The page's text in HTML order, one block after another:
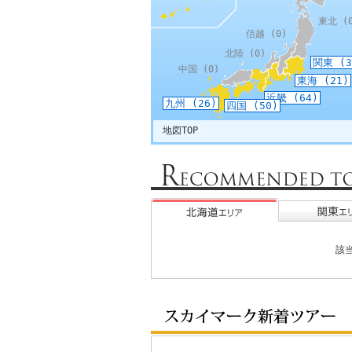
九州 (26)
東北
関東
信越 (0)
北陸 (0)
東海 (21)
近畿 (64)
中国 (0)
四国 (50)
地図TOP
該